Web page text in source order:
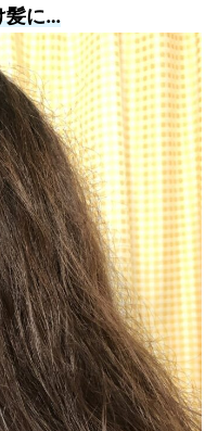
髪に…